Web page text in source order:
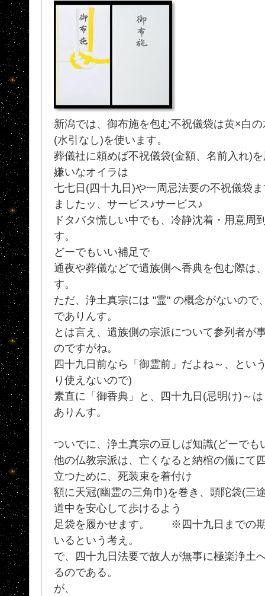
新潟では、御布施を包む不祝儀袋は黄×白
(水引なし)を使います。
葬儀社に頼めば不祝儀袋(金額、名前入れ)
嫌いなオイラは
七七日(四十九日)や一周忌法要の不祝儀袋
ましたッ、サービス♪サービス♪
ドタバタ慌しい中でも、冷静沈着・用意周
す。
どーでもいい補足で
通夜や葬儀などで遺族側へ香典を包む際は
す。
ただ、浄土真宗には "霊" の概念がないので
でありんす。
とは言え、遺族側の宗派について参列者が
のですがね。
四十九日前なら「御霊前」だよね～、とい
り使えないので)
素直に「御香典」と、四十九日(忌明け)～
ありんす。
ついでに、浄土真宗の豆しば知識(どーでも
他の仏教宗派は、亡くなると納棺の儀にて
立つために、死装束を着付け
額に天冠(幽霊の三角巾)を巻き、頭陀袋(三
道中を安心して歩けるよう
足袋を履かせます。 ※四十九日までの期
いるという考え。
で、四十九日法要で故人が無事に極楽浄土
るのである。
が、